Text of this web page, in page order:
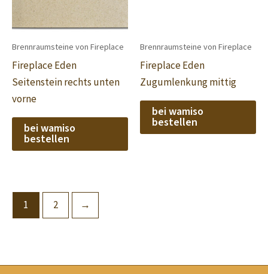
Brennraumsteine von Fireplace
Fireplace Eden
Seitenstein rechts unten
vorne
bei wamiso
bestellen
Brennraumsteine von Fireplace
Fireplace Eden
Zugumlenkung mittig
bei wamiso
bestellen
1 2 →